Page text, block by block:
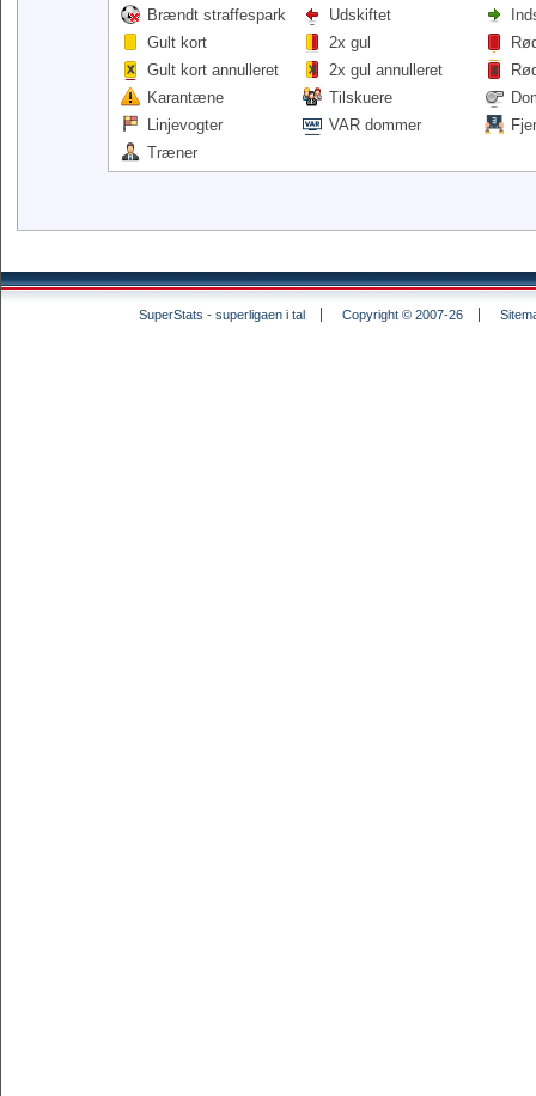
Brændt straffespark
Udskiftet
Gult kort
2x gul
Gult kort annulleret
2x gul annulleret
Karantæne
Tilskuere
Linjevogter
VAR dommer
Træner
SuperStats - superligaen i tal Copyright © 2007-26